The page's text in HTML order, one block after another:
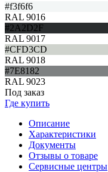
#f3f6f6
RAL 9016
#2A2D2F
RAL 9017
#CFD3CD
RAL 9018
#7E8182
RAL 9023
Под заказ
Где купить
Описание
Характеристики
Документы
Отзывы о товаре
Сервисные центры